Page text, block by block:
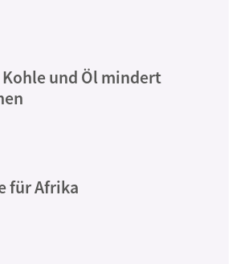
Kohle und Öl mindert
für Afrika